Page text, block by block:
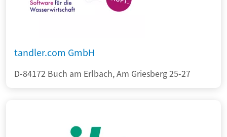
tandler.com GmbH
D-84172 Buch am Erlbach, Am Griesberg 25-27